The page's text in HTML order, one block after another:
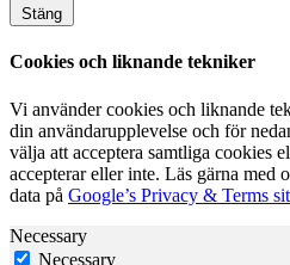
Stäng
Cookies och liknande tekniker
Vi använder cookies och liknande
din användarupplevelse och för
välja att acceptera samtliga cookies
accepterar eller inte. Läs gärna med
data på Google’s Privacy & Terms
Necessary
Necessary